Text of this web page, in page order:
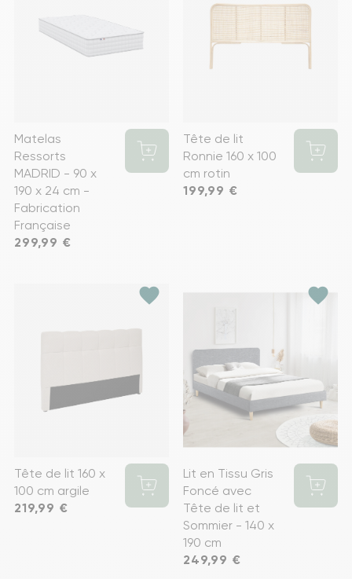
Matelas
Ressorts
MADRID - 90 x
190 x 24 cm -
Fabrication
Française
Prix
299,99 €
Tête de lit
Ronnie 160 x 100
cm rotin
Prix
199,99 €
favorite
Tête de lit 160 x
100 cm argile
Prix
219,99 €
favorite
Lit en Tissu Gris
Foncé avec
Tête de lit et
Sommier - 140 x
190 cm
Prix
249,99 €